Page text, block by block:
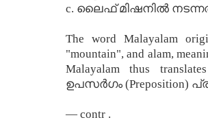
c. ലൈഫ് മിഷനിൽ നടന്നത്
The word Malayalam
"mountain", and alam,
Malayalam thus
ഉപസര്‍ഗം (Preposition)
— contr .